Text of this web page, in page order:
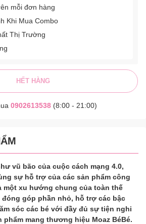
mỗi đơn hàng
Khi Mua Combo
Thị Trường
HẾT HÀNG
0902613538(8:00 - 21:00)
vũ bão của cuộc cách mạng 4.0,
sự hỗ trợ của các sản phẩm công
một xu hướng chung của toàn thế
góp phần nhỏ, hỗ trợ các bậc
sóc các bé với đầy đủ sự tiện nghi
phẩm mang thương hiệu Moaz BéBé.